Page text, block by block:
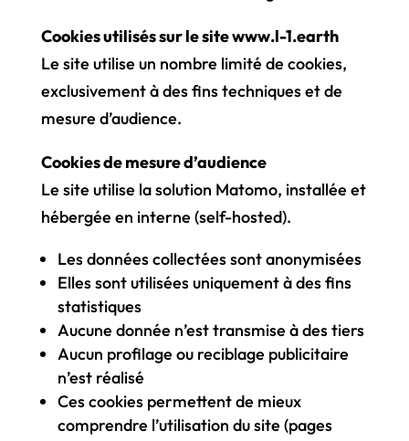
Cookies utilisés sur le site www.l-1.earth
Le site utilise un nombre limité de cookies,
exclusivement à des fins techniques et de
mesure d’audience.
Cookies de mesure d’audience
Le site utilise la solution Matomo, installée et
hébergée en interne (self-hosted).
Les données collectées sont anonymisées
Elles sont utilisées uniquement à des fins
statistiques
Aucune donnée n’est transmise à des tiers
Aucun profilage ou reciblage publicitaire
n’est réalisé
Ces cookies permettent de mieux
comprendre l’utilisation du site (pages